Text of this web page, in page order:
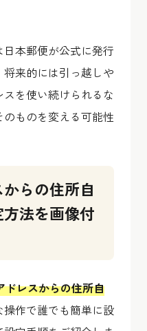
本郵便が公式に発行
来的には引っ越しや
を使い続けられるな
ものを変える可能性
らの住所自
法を画像付
ドレスからの住所自
操作で誰でも簡単に設